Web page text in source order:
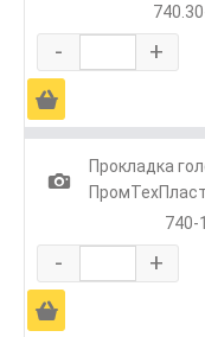
- +
Ä
1
Прокладка
ПромТехПласт
740-
- +
Ä